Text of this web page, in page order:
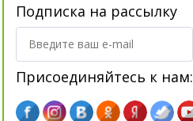
Подписка на рассылку
Присоединяйтесь к нам: